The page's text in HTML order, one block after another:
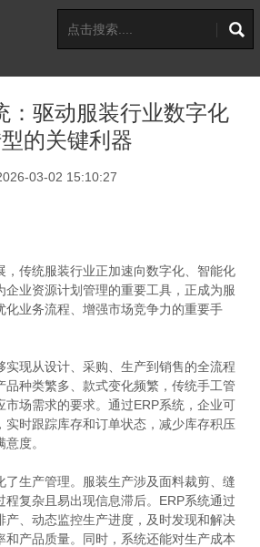
：驱动服装行业数字化
的关键利器
03-02 15:10:27
，传统服装行业正加速向数字化、智能化
企业资源计划管理的重要工具，正成为服
化业务流程、增强市场竞争力的重要手
实现从设计、采购、生产到销售的全流程
品种类繁多、款式变化频繁，传统手工管
市场需求的要求。通过ERP系统，企业可
实时跟踪库存和订单状态，减少库存积压
度。
了生产管理。服装生产涉及面料裁剪、缝
程复杂且易出现信息滞后。ERP系统通过
产、动态监控生产进度，及时发现和解决
和产品质量。同时，系统还能对生产成本